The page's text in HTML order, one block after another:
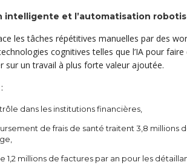
et l’automatisation
les tâches répétitives manuelles par des
cognitives telles que l’IA pour
sur un travail à plus forte valeur ajoutée.
dans les institutions financières,
de frais de santé traitent 3,8 millions
millions de factures par an pour les